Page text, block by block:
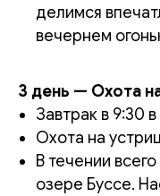
делимся
вечернем
3 день — Охота
Завтрак в 9:30
Охота на
В течении
озере Буссе.